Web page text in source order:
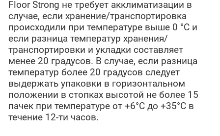
Floor Strong не требует акклиматизации в
случае, если хранение/транспортировка
происходили при температуре выше 0 °C и
если разница температур хранения/
транспортировки и укладки составляет
менее 20 градусов. В случае, если разница
температур более 20 градусов следует
выдержать упаковки в горизонтальном
положении в стопках высотой не более 15
пачек при температуре от +6°С до +35°С в
течение 12-ти часов.